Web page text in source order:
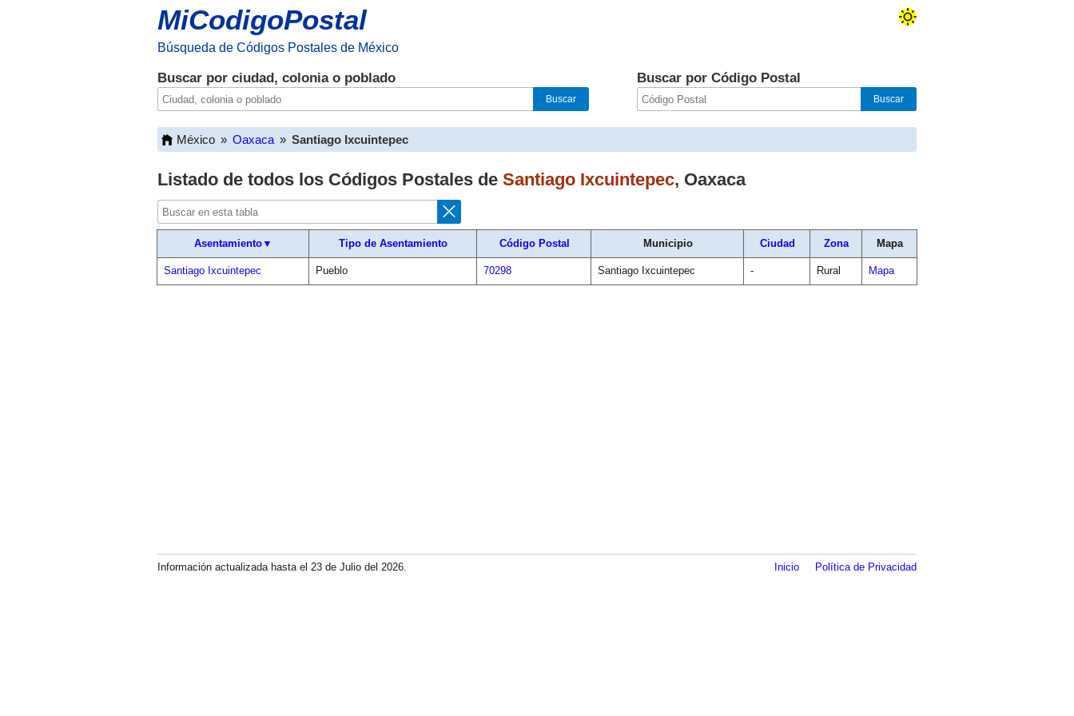
MiCodigoPostal
Búsqueda de Códigos Postales de México
Buscar por ciudad, colonia o poblado Buscar por Código Postal
México » Oaxaca » Santiago Ixcuintepec
Listado de todos los Códigos Postales de Santiago Ixcuintepec, Oaxaca
Asentamiento▼ Tipo de Asentamiento Código Postal Municipio Ciudad Zona Mapa
Santiago Ixcuintepec Pueblo 70298 Santiago Ixcuintepec - Rural Mapa
Información actualizada hasta el 23 de Julio del 2026. Inicio Política de Privacidad